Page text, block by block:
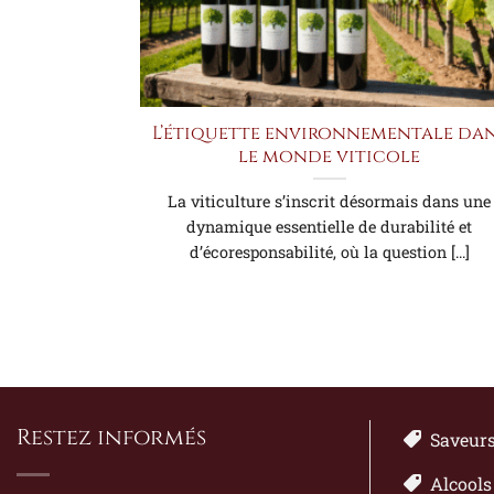
L’étiquette environnementale
le monde viticole
La viticulture s’inscrit désormais dans une
dynamique essentielle de durabilité et
d’écoresponsabilité, où la question [...]
Restez informés